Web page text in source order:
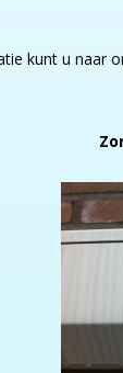
kunt u naar